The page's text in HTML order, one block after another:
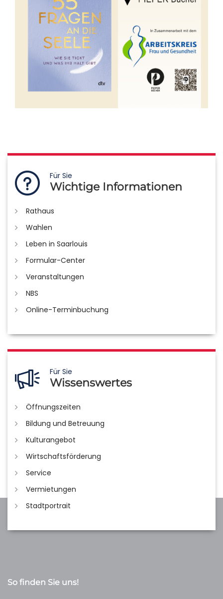
Für Sie
Wichtige Informationen
Rathaus
Wahlen
Leben in Saarlouis
Formular-Center
Veranstaltungen
NBS
Online-Terminbuchung
Für Sie
Wissenswertes
Öffnungszeiten
Bildung und Betreuung
Kulturangebot
Wirtschaftsförderung
Service
Vermietungen
Stadtportrait
So finden Sie uns!